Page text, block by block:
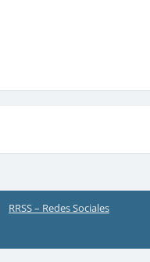
RRSS – Redes Sociales